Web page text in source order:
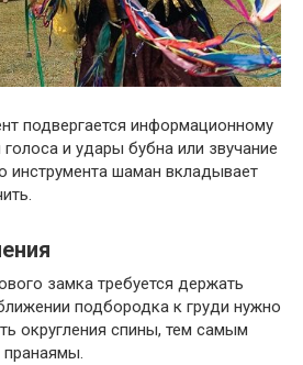
подвергается информационному
и удары бубна или звучание
инструмента шаман вкладывает
замка требуется держать
подбородка к груди нужно
округления спины, тем самым
пранаямы.